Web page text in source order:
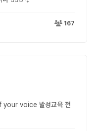
167
voice 발성교육 전